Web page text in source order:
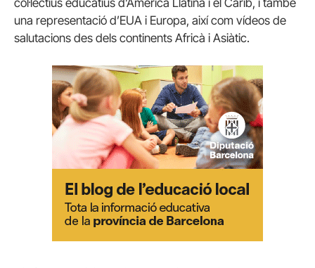
una representació d’EUA i Europa, així com vídeos de
salutacions des dels continents Africà i Asiàtic.